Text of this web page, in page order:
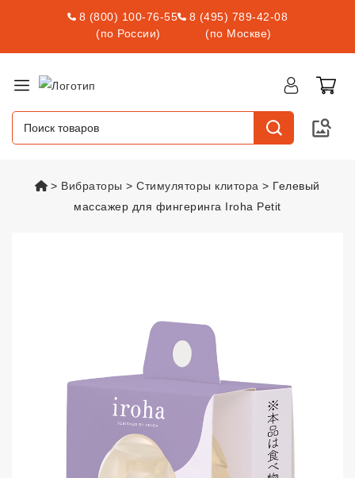
8 (800) 100-76-55
(по России)
8 (495) 789-42-08
(по Москве)
vsexshop.ru
Вибраторы Стимуляторы клитора
Гелевый
массажер для фингеринга Iroha Petit